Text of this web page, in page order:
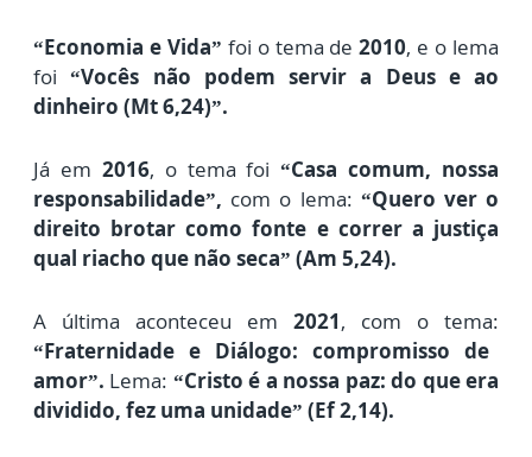
“Economia e Vida” foi otema de2010, e o lema
foi“Vocês não podem servir a Deus e ao
dinheiro (Mt 6,24)”.
Já em 2016, o tema foi“Casa comum, nossa
responsabilidade”, com o lema: “Quero ver o
direito brotar como fonte e correr a justiça
qual riacho que não seca” (Am 5,24).
A última aconteceu em 2021, com o tema:
“Fraternidade e Diálogo: compromisso de
amor”. Lema: “Cristo é a nossa paz: do que era
dividido, fez uma unidade” (Ef 2,14).